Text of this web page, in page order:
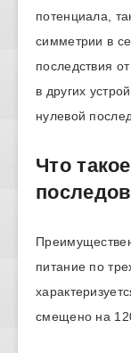
потенциала,
симметрии в
последствия
в других
нулевой
Что
питание по
смещено на